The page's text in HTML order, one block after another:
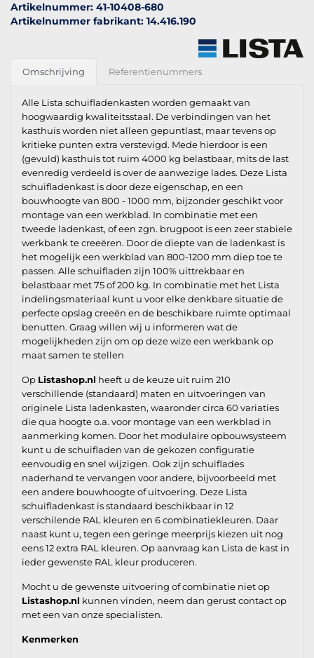
Artikelnummer: 41-10408-680
Artikelnummer fabrikant: 14.416.190
Omschrijving Referentienummers
Alle Lista schuifladenkasten worden gemaakt van
hoogwaardig kwaliteitsstaal. De verbindingen van het
kasthuis worden niet alleen gepuntlast, maar tevens op
kritieke punten extra verstevigd. Mede hierdoor is een
(gevuld) kasthuis tot ruim 4000 kg belastbaar, mits de last
evenredig verdeeld is over de aanwezige lades. Deze Lista
schuifladenkast is door deze eigenschap, en een
bouwhoogte van 800 - 1000 mm, bijzonder geschikt voor
montage van een werkblad. In combinatie met een
tweede ladenkast, of een zgn. brugpoot is een zeer stabiele
werkbank te creeëren. Door de diepte van de ladenkast is
het mogelijk een werkblad van 800-1200 mm diep toe te
passen. Alle schuifladen zijn 100% uittrekbaar en
belastbaar met 75 of 200 kg. In combinatie met het Lista
indelingsmateriaal kunt u voor elke denkbare situatie de
perfecte opslag creeën en de beschikbare ruimte optimaal
benutten. Graag willen wij u informeren wat de
mogelijkheden zijn om op deze wize een werkbank op
maat samen te stellen
Op Listashop.nl heeft u de keuze uit ruim 210
verschillende (standaard) maten en uitvoeringen van
originele Lista ladenkasten, waaronder circa 60 variaties
die qua hoogte o.a. voor montage van een werkblad in
aanmerking komen. Door het modulaire opbouwsysteem
kunt u de schuifladen van de gekozen configuratie
eenvoudig en snel wijzigen. Ook zijn schuiflades
naderhand te vervangen voor andere, bijvoorbeeld met
een andere bouwhoogte of uitvoering. Deze Lista
schuifladenkast is standaard beschikbaar in 12
verschilende RAL kleuren en 6 combinatiekleuren. Daar
naast kunt u, tegen een geringe meerprijs kiezen uit nog
eens 12 extra RAL kleuren. Op aanvraag kan Lista de kast in
ieder gewenste RAL kleur produceren.
Mocht u de gewenste uitvoering of combinatie niet op
Listashop.nl kunnen vinden, neem dan gerust contact op
met een van onze specialisten.
Kenmerken